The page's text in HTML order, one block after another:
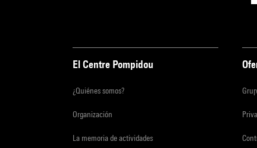
El Centre Pompidou
¿Quiénes somos?
Organización
La memoria de actividades